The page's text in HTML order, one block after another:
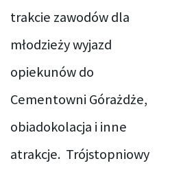
trakcie zawodów dla
młodzieży wyjazd
opiekunów do
Cementowni Górażdże,
obiadokolacja i inne
atrakcje. Trójstopniowy